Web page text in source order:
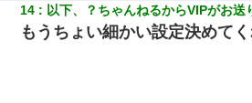
妹が嘘つきな元カレと寄りを戻してしま
ら、旦那の顔が曇って雰囲気が一転。そ
いつもより早く寝付いてしまった…｜
14 以下、？ちゃんねるからVIPがお送
もうちょい細かい設定決めてく